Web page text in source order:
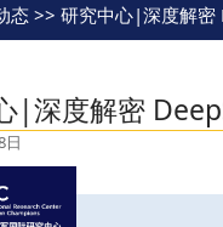
态 >> 研究中心|深度解密
|深度解密
日